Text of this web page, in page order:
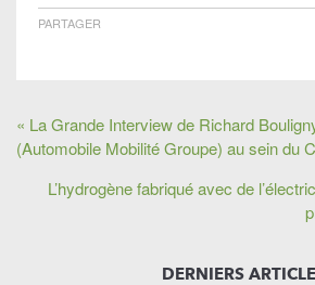
PARTAGER
« La Grande Interview de Richard
(Automobile Mobilité Groupe) au sein du
L’hydrogène fabriqué avec de
DERNIERS